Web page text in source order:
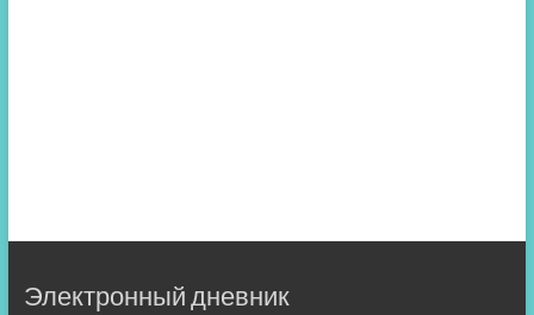
Электронный дневник